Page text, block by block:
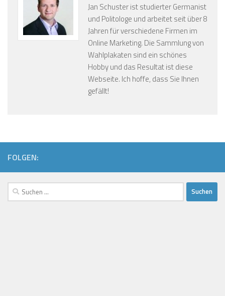
Jan Schuster ist studierter Germanist
und Politologe und arbeitet seit über 8
Jahren für verschiedene Firmen im
Online Marketing. Die Sammlung von
Wahlplakaten sind ein schönes
Hobby und das Resultat ist diese
Webseite. Ich hoffe, dass Sie Ihnen
gefällt!
FOLGEN:
Suchen
nach: